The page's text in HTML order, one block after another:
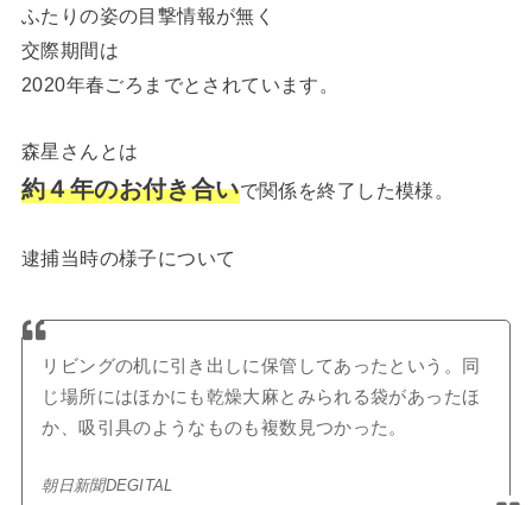
ふたりの姿の目撃情報が無く
交際期間は
2020年春ごろまでとされています。
森星さんとは
約４年のお付き合いで関係を終了した模様。
逮捕当時の様子について
リビングの机に引き出しに保管してあったという。同
じ場所にはほかにも乾燥大麻とみられる袋があったほ
か、吸引具のようなものも複数見つかった。
朝日新聞DEGITAL